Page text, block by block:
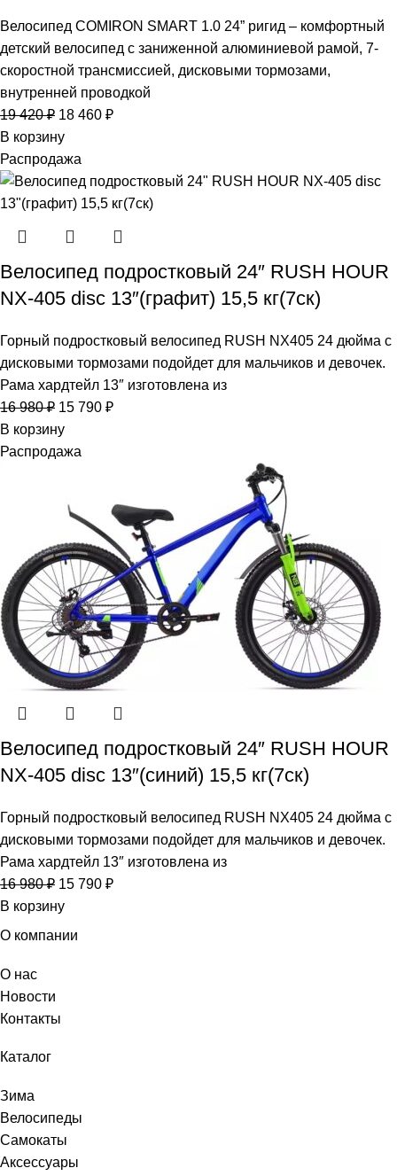
Велосипед COMIRON SMART 1.0 24” ригид – комфортный
детский велосипед с заниженной алюминиевой рамой, 7-
скоростной трансмиссией, дисковыми тормозами,
внутренней проводкой
19 420₽ 18 460 ₽
В корзину
Распродажа
Велосипед подростковый 24″ RUSH HOUR
NX-405 disc 13″(графит) 15,5 кг(7ск)
Горный подростковый велосипед RUSH NX405 24 дюйма с
дисковыми тормозами подойдет для мальчиков и девочек.
Рама хардтейл 13″ изготовлена из
16 980₽ 15 790 ₽
В корзину
Распродажа
Велосипед подростковый 24″ RUSH HOUR
NX-405 disc 13″(синий) 15,5 кг(7ск)
Горный подростковый велосипед RUSH NX405 24 дюйма с
дисковыми тормозами подойдет для мальчиков и девочек.
Рама хардтейл 13″ изготовлена из
16 980₽ 15 790 ₽
В корзину
О компании
О нас
Новости
Контакты
Каталог
Зима
Велосипеды
Самокаты
Аксессуары